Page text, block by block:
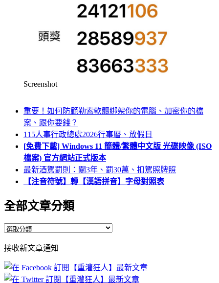
Screenshot
重要！如何防範勒索軟體綁架你的電腦、加密你的檔
案、跟你要錢？
115人事行政總處2026行事曆、放假日
[免費下載] Windows 11 簡體/繁體中文版 光碟映像 (ISO
檔案) 官方網站正式版本
最新酒駕罰則：關3年、罰30萬、扣駕照牌照
【注音符號】轉【漢語拼音】字母對照表
全部文章分類
全
文
章
分
接收新文章通知